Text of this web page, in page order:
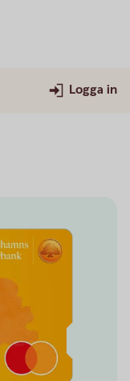
Logga in